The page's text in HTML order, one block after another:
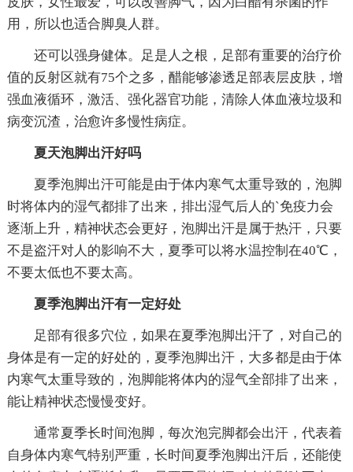
用，所以也适合脚臭人群。
还可以强身健体。足是人之根，足部有重要的治疗价
值的反射区就有75个之多，醋能够渗透足部表层皮肤，增
强血液循环，激活、强化器官功能，清除人体血液垃圾和
病变沉渣，治愈许多慢性病症。
夏天泡脚出汗好吗
夏季泡脚出汗可能是由于体内寒气太重导致的，泡脚
时将体内的湿气都排了出来，排出湿气后人的`免疫力会
逐渐上升，精神状态会更好，泡脚出汗是属于热汗，只要
不是盗汗对人的影响不大，夏季可以将水温控制在40℃，
不要太低也不要太高。
夏季泡脚出汗有一定好处
足部有很多穴位，如果在夏季泡脚出汗了，对自己的
身体是有一定的好处的，夏季泡脚出汗，大多都是由于体
内寒气太重导致的，泡脚能将体内的湿气全部排了出来，
能让精神状态慢慢变好。
通常夏季长时间泡脚，每次泡完脚都会出汗，代表着
自身体内寒气特别严重，长时间夏季泡脚出汗后，还能使